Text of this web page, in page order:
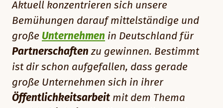
Aktuell konzentrieren sich unsere
Bemühungen darauf mittelständige und
große Unternehmen in Deutschland für
Partnerschaften zu gewinnen. Bestimmt
ist dir schon aufgefallen, dass gerade
große Unternehmen sich in ihrer
Öffentlichkeitsarbeit mit dem Thema